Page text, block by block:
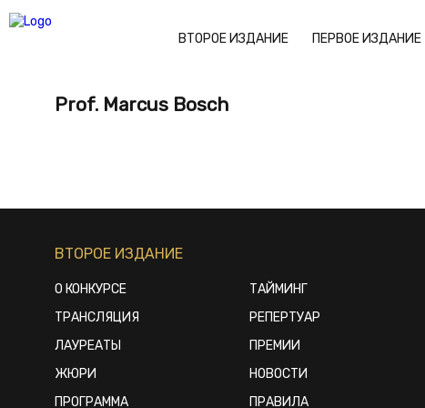
ВТОРОЕ ИЗДАНИЕ ПЕРВОЕ ИЗДАНИЕ
Prof. Marcus Bosch
ВТОРОЕ ИЗДАНИЕ
О КОНКУРСЕ
ТРАНСЛЯЦИЯ
ЛАУРЕАТЫ
ЖЮРИ
ПРОГРАММА
ТАЙМИНГ
РЕПЕРТУАР
ПРЕМИИ
НОВОСТИ
ПРАВИЛА